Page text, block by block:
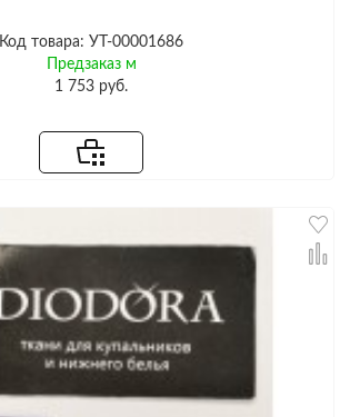
Код товара: УТ-00001686
Предзаказ м
1 753 руб.